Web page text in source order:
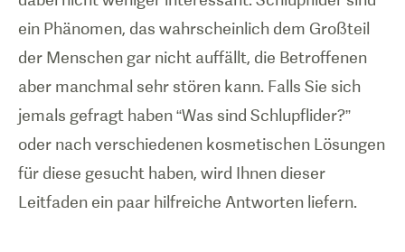
ein Phänomen, das wahrscheinlich dem Großteil
der Menschen gar nicht auffällt, die Betroffenen
aber manchmal sehr stören kann. Falls Sie sich
jemals gefragt haben “Was sind Schlupflider?”
oder nach verschiedenen kosmetischen Lösungen
für diese gesucht haben, wird Ihnen dieser
Leitfaden ein paar hilfreiche Antworten liefern.